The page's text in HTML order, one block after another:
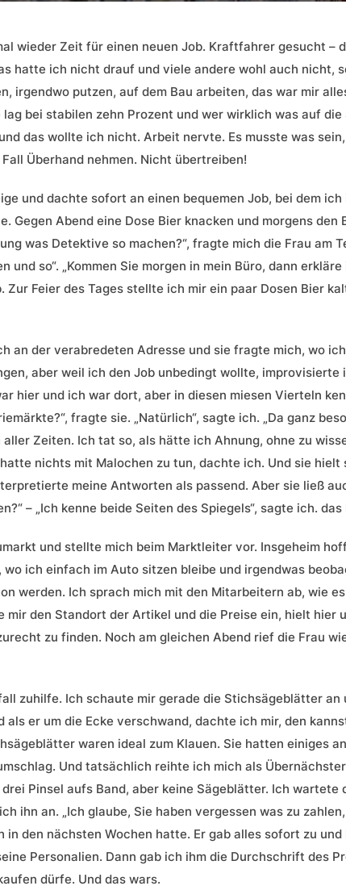
wieder Zeit für einen neuen Job. Kraftfahrer gesucht –
hatte ich nicht drauf und viele andere wohl auch nicht,
irgendwo putzen, auf dem Bau arbeiten, das war mir
bei stabilen zehn Prozent und wer wirklich was auf
das wollte ich nicht. Arbeit nervte. Es musste was
Überhand nehmen. Nicht übertreiben!
und dachte sofort an einen bequemen Job, bei dem
Gegen Abend eine Dose Bier knacken und morgens
was Detektive so machen?“, fragte mich die Frau am
und so“. „Kommen Sie morgen in mein Büro, dann
Zur Feier des Tages stellte ich mir ein paar Dosen Bier
an der verabredeten Adresse und sie fragte mich, wo
aber weil ich den Job unbedingt wollte, improvisierte
hier und ich war dort, aber in diesen miesen Vierteln
fragte sie. „Natürlich“, sagte ich. „Da ganz
Zeiten. Ich tat so, als hätte ich Ahnung, ohne zu
nichts mit Malochen zu tun, dachte ich. Und sie
meine Antworten als passend. Aber sie ließ
– „Ich kenne beide Seiten des Spiegels“, sagte ich.
und stellte mich beim Marktleiter vor. Insgeheim
ich einfach im Auto sitzen bleibe und irgendwas
werden. Ich sprach mich mit den Mitarbeitern ab, wie
mir den Standort der Artikel und die Preise ein, hielt hier
zu finden. Noch am gleichen Abend rief die Frau
zuhilfe. Ich schaute mir gerade die Stichsägeblätter an
als er um die Ecke verschwand, dachte ich mir, den
waren ideal zum Klauen. Sie hatten einiges
Und tatsächlich reihte ich mich als
Pinsel aufs Band, aber keine Sägeblätter. Ich wartete
ihn an. „Ich glaube, Sie haben vergessen was zu
in den nächsten Wochen hatte. Er gab alles sofort zu
Personalien. Dann gab ich ihm die Durchschrift des
dürfe. Und das wars.